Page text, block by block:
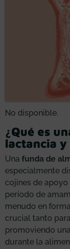
No disponible.
¿Qué es
lactancia y
Una funda de
especialmente
cojines de
período de
menudo en
crucial tanto
promoviendo
durante la